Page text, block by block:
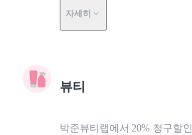
자세히
뷰티
박준뷰티랩에서 20% 청구할인